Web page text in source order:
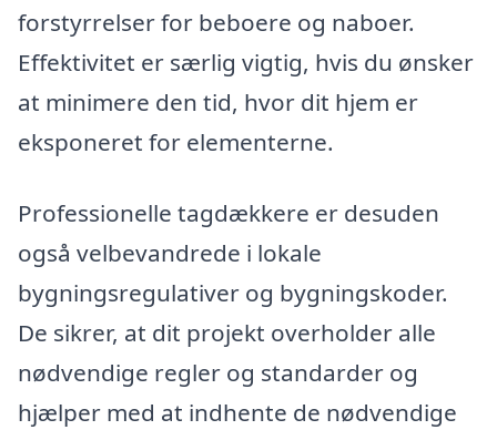
forstyrrelser for beboere og naboer.
Effektivitet er særlig vigtig, hvis du ønsker
at minimere den tid, hvor dit hjem er
eksponeret for elementerne.
Professionelle tagdækkere er desuden
også velbevandrede i lokale
bygningsregulativer og bygningskoder.
De sikrer, at dit projekt overholder alle
nødvendige regler og standarder og
hjælper med at indhente de nødvendige